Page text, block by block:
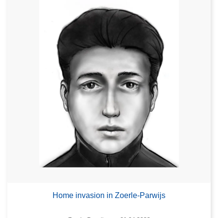
Home invasion in Zoerle-Parwijs